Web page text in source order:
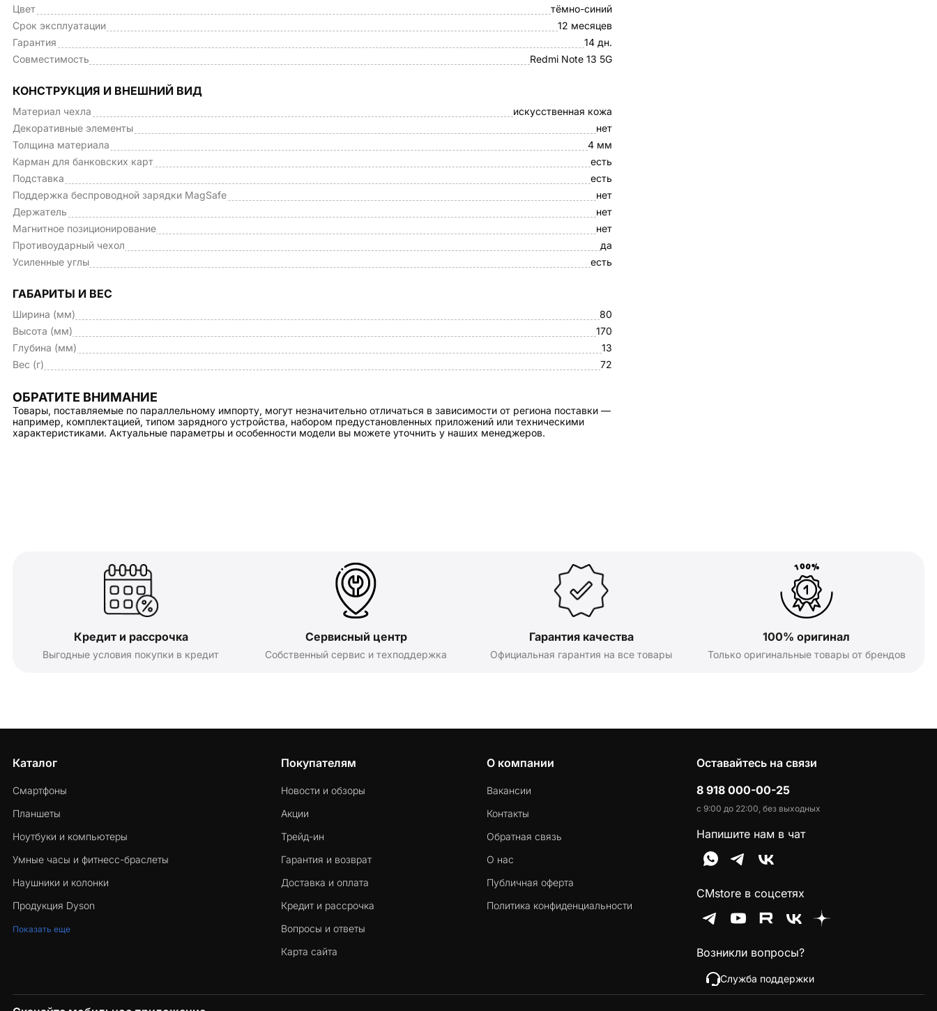
Цвет
тёмно-синий
Срок эксплуатации
12 месяцев
Гарантия
14 дн.
Совместимость
Redmi Note 13 5G
КОНСТРУКЦИЯ И ВНЕШНИЙ ВИД
Материал чехла
искусственная кожа
Декоративные элементы
нет
Толщина материала
4 мм
Карман для банковских карт
есть
Подставка
есть
Поддержка беспроводной зарядки MagSafe
нет
Держатель
нет
Магнитное позиционирование
нет
Противоударный чехол
да
Усиленные углы
есть
ГАБАРИТЫ И ВЕС
Ширина (мм)
80
Высота (мм)
170
Глубина (мм)
13
Вес (г)
72
ОБРАТИТЕ ВНИМАНИЕ
Товары, поставляемые по параллельному импорту, могут незначительно отличаться в зависимости от региона поставки —
например, комплектацией, типом зарядного устройства, набором предустановленных приложений или техническими
характеристиками. Актуальные параметры и особенности модели вы можете уточнить у наших менеджеров.
Кредит и рассрочка
Выгодные условия покупки в кредит
Сервисный центр
Собственный сервис и техподдержка
Гарантия качества
Официальная гарантия на все товары
100% оригинал
Только оригинальные товары от брендов
Каталог
Смартфоны
Планшеты
Ноутбуки и компьютеры
Умные часы и фитнесс-браслеты
Наушники и колонки
Продукция Dyson
Показать еще
Покупателям
Новости и обзоры
Акции
Трейд-ин
Гарантия и возврат
Доставка и оплата
Кредит и рассрочка
Вопросы и ответы
Карта сайта
О компании
Вакансии
Контакты
Обратная связь
О нас
Публичная оферта
Политика конфиденциальности
Оставайтесь на связи
8 918 000-00-25
с 9:00 до 22:00, без выходных
Напишите нам в чат
CMstore в соцсетях
Возникли вопросы?
Служба поддержки